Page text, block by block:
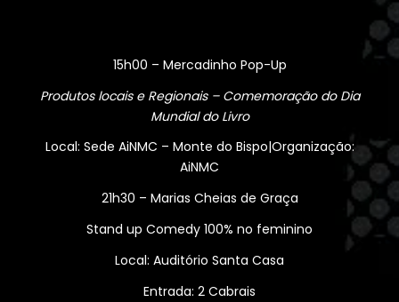
15h00 – Mercadinho Pop-Up
Produtos locais e Regionais – Comemoração do Dia
Mundial do Livro
Local: Sede AiNMC – Monte do Bispo|Organização:
AiNMC
21h30 – Marias Cheias de Graça
Stand up Comedy 100% no feminino
Local: Auditório Santa Casa
Entrada: 2 Cabrais